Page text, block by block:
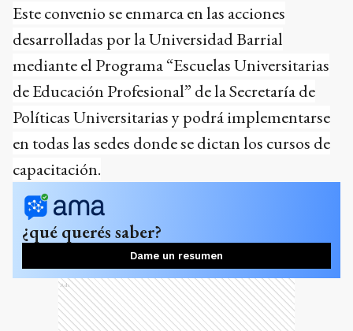
Este convenio se enmarca en las acciones
desarrolladas por la Universidad Barrial
mediante el Programa “Escuelas Universitarias
de Educación Profesional” de la Secretaría de
Políticas Universitarias y podrá implementarse
en todas las sedes donde se dictan los cursos de
capacitación.
¿qué querés saber?
Dame un resumen
Ads